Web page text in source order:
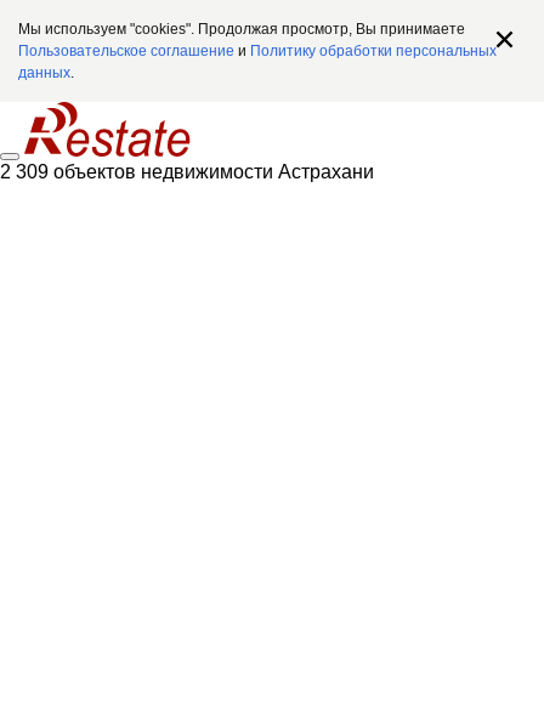
Мы используем "cookies". Продолжая просмотр, Вы принимаете
Пользовательское соглашение и Политику обработки персональных
данных.
2 309 объектов недвижимости Астрахани